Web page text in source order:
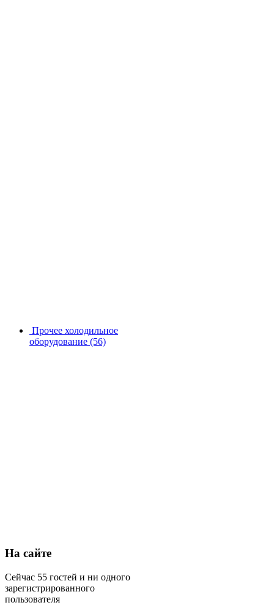
Прочее холодильное
оборудование (56)
На сайте
Сейчас 55 гостей и ни одного
зарегистрированного
пользователя